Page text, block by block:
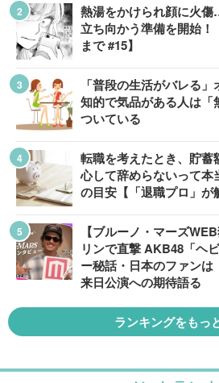
熱湯をかけられ顔に火
立ち向かう準備を開始
まで #15】
「普段の生活がバレる
知的で気品がある人は
ついている
転職を考えたとき、貯
心して辞めらないって
の目安【「退職プロ」が
【ブルーノ・マーズ
リンで直撃 AKB48「ヘ
ー秘話・日本のファン
来日公演への期待語る
ランキングをもっ